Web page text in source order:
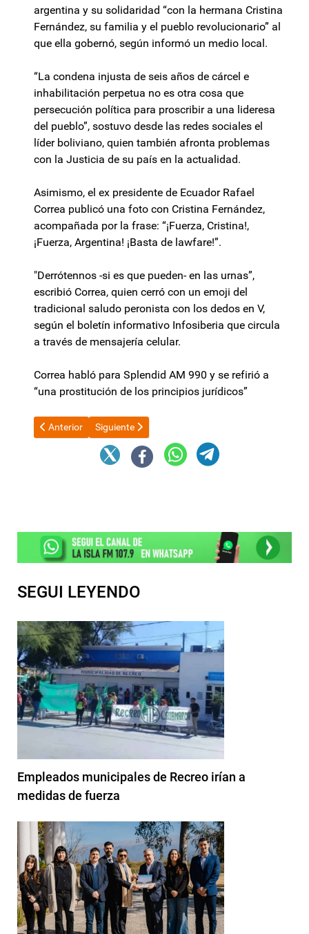
argentina y su solidaridad “con la hermana Cristina
Fernández, su familia y el pueblo revolucionario” al
que ella gobernó, según informó un medio local.
“La condena injusta de seis años de cárcel e
inhabilitación perpetua no es otra cosa que
persecución política para proscribir a una lideresa
del pueblo”, sostuvo desde las redes sociales el
líder boliviano, quien también afronta problemas
con la Justicia de su país en la actualidad.
Asimismo, el ex presidente de Ecuador Rafael
Correa publicó una foto con Cristina Fernández,
acompañada por la frase: “¡Fuerza, Cristina!,
¡Fuerza, Argentina! ¡Basta de lawfare!”.
"Derrótennos -si es que pueden- en las urnas”,
escribió Correa, quien cerró con un emoji del
tradicional saludo peronista con los dedos en V,
según el boletín informativo Infosiberia que circula
a través de mensajería celular.
Correa habló para Splendid AM 990 y se refirió a
“una prostitución de los principios jurídicos”
Artículo anterior: Corpacci sobre el fallo de la Corte: "Este
Anterior Artículo siguiente: La oración del Padre Paco
Siguiente
SEGUI LEYENDO
Empleados municipales de Recreo irían a
medidas de fuerza